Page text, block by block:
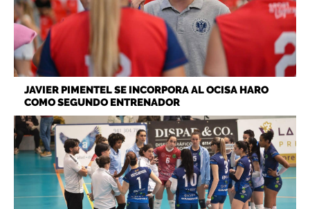
JAVIER PIMENTEL SE INCORPORA AL OCISA HARO
COMO SEGUNDO ENTRENADOR